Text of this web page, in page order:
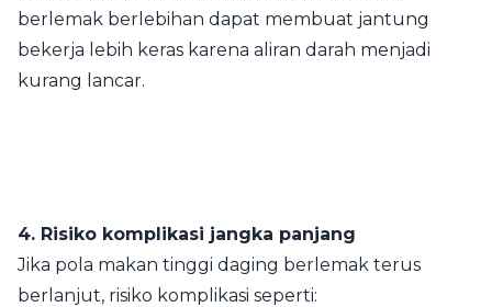
berlemak berlebihan dapat membuat jantung
bekerja lebih keras karena aliran darah menjadi
kurang lancar.
4. Risiko komplikasi jangka panjang
Jika pola makan tinggi daging berlemak terus
berlanjut, risiko komplikasi seperti: